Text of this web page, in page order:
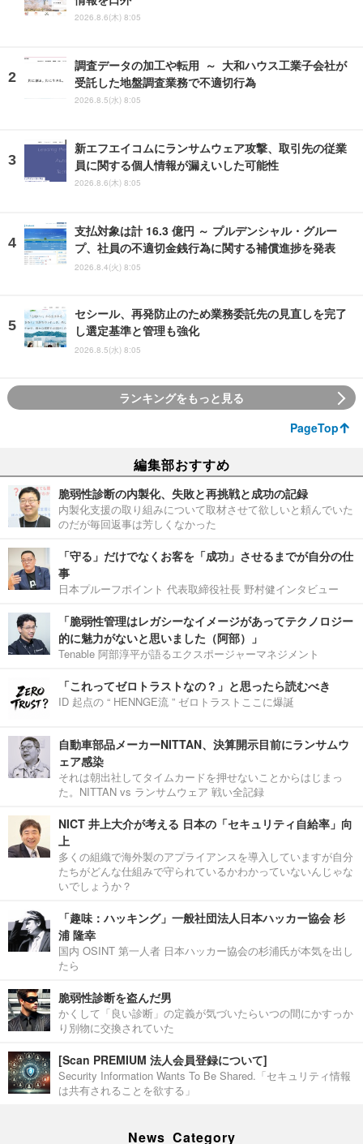
2026.8.6(木) 8:05
調査データの加工や転用 ～ 大和ハウス工業子会社が
受託した地盤調査業務で不適切行為
2026.8.5(水) 8:05
新エフエイコムにランサムウェア攻撃、取引先の従業
員に関する個人情報が漏えいした可能性
2026.8.6(木) 8:05
支払対象は計 16.3 億円 ～ プルデンシャル・グルー
プ、社員の不適切金銭行為に関する補償進捗を発表
2026.8.4(火) 8:05
セシール、再発防止のため業務委託先の見直しを完了
し選定基準と管理も強化
2026.8.5(水) 8:05
ランキングをもっと見る
PageTop
編集部おすすめ
脆弱性診断の内製化、失敗と再挑戦と成功の記録
内製化支援の取り組みについて取材させて欲しいと頼んでいた
のだが毎回返事は芳しくなかった
「守る」だけでなくお客を「成功」させるまでが自分の仕
事
日本プルーフポイント 代表取締役社長 野村健インタビュー
「脆弱性管理はレガシーなイメージがあってテクノロジー
的に魅力がないと思いました（阿部）」
Tenable 阿部淳平が語るエクスポージャーマネジメント
「これってゼロトラストなの？」と思ったら読むべき
ID 起点の “ HENNGE流 ” ゼロトラストここに爆誕
自動車部品メーカーNITTAN、決算開示目前にランサムウ
ェア感染
それは朝出社してタイムカードを押せないことからはじまっ
た。NITTAN vs ランサムウェア 戦い全記録
NICT 井上大介が考える 日本の「セキュリティ自給率」向
上
多くの組織で海外製のアプライアンスを導入していますが自分
たちがどんな仕組みで守られているかわかっていないんじゃな
いでしょうか？
「趣味：ハッキング」一般社団法人日本ハッカー協会 杉
浦 隆幸
国内 OSINT 第一人者 日本ハッカー協会の杉浦氏が本気を出し
たら
脆弱性診断を盗んだ男
かくして「良い診断」の定義が気づいたらいつの間にかすっか
り別物に交換されていた
[Scan PREMIUM 法人会員登録について]
Security Information Wants To Be Shared.「セキュリティ情報
は共有されることを欲する」
News Category